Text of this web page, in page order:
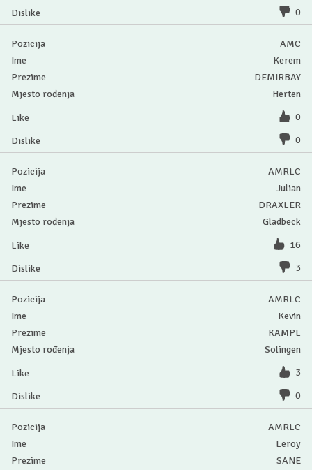
0
AMC
Kerem
DEMIRBAY
Herten
0
0
AMRLC
Julian
DRAXLER
Gladbeck
16
3
AMRLC
Kevin
KAMPL
Solingen
3
0
AMRLC
Leroy
SANE